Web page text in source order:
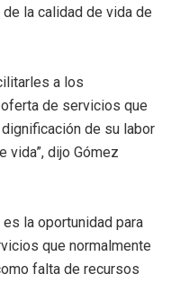
la calidad de vida de
a los
de servicios que
de su labor
vida”, dijo Gómez
la oportunidad para
que normalmente
falta de recursos